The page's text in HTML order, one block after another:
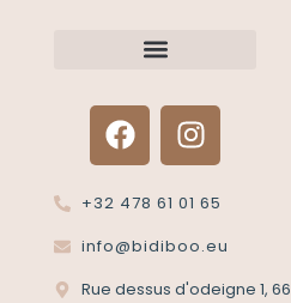
+32 478 61 01 65
info@bidiboo.eu
Rue dessus d'odeigne 1,